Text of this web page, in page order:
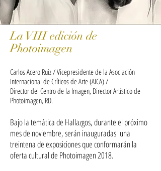
La VIII edición de
Photoimagen
Carlos Acero Ruiz / Vicepresidente de la Asociación
Internacional de Críticos de Arte (AICA) /
Director del Centro de la Imagen, Director Artístico de
Photoimagen, RD.
Bajo la temática de Hallazgos, durante el próximo
mes de noviembre, serán inauguradas una
treintena de exposiciones que conformarán la
oferta cultural de Photoimagen 2018.